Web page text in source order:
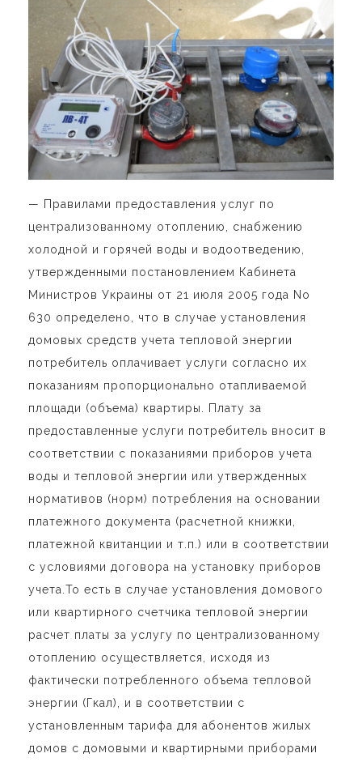
— Правилами предоставления услуг по
централизованному отоплению, снабжению
холодной и горячей воды и водоотведению,
утвержденными постановлением Кабинета
Министров Украины от 21 июля 2005 года No
630 определено, что в случае установления
домовых средств учета тепловой энергии
потребитель оплачивает услуги согласно их
показаниям пропорционально отапливаемой
площади (объема) квартиры. Плату за
предоставленные услуги потребитель вносит в
соответствии с показаниями приборов учета
воды и тепловой энергии или утвержденных
нормативов (норм) потребления на основании
платежного документа (расчетной книжки,
платежной квитанции и т.п.) или в соответствии
с условиями договора на установку приборов
учета.То есть в случае установления домового
или квартирного счетчика тепловой энергии
расчет платы за услугу по централизованному
отоплению осуществляется, исходя из
фактически потребленного объема тепловой
энергии (Гкал), и в соответствии с
установленным тарифа для абонентов жилых
домов с домовыми и квартирными приборами